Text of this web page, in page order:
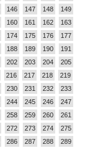
146 147 148
149
160 161 162
163
174 175 176
177
188 189 190
191
202 203 204
205
216 217 218
219
230 231 232
233
244 245 246
247
258 259 260
261
272 273 274
275
286 287 288
289